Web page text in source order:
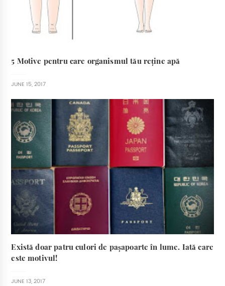
5 Motive pentru care organismul tău reține apă
JUNE 15, 2017
Există doar patru culori de pașapoarte în lume. Iată care
este motivul!
JUNE 13, 2017